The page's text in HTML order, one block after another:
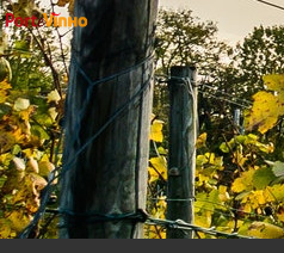
Home
Contact
Mijn account
Verzendkosten